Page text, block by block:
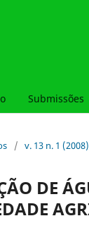
Submissões
/ v. 13 n. 1
DE